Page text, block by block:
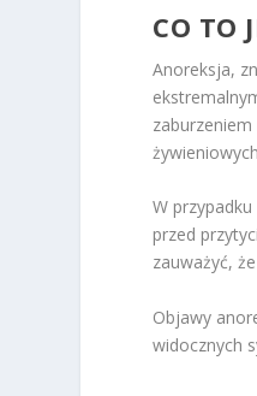
CO TO
Anoreksja,
W
przed
zauważyć,
Objawy
widocznych